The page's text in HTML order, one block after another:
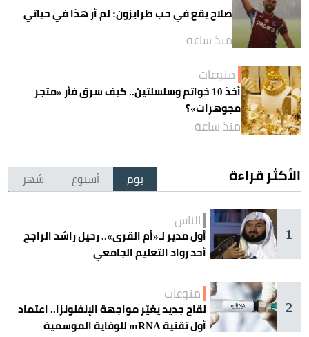
صلاح يقع في حب طرابزون: لم أر هذا في حياتي
منذ ساعة
منوعات
أخذ 10 خواتم وسلسلتين.. كيف سرق فأر «متجر
مجوهرات»؟
منذ ساعة
الأكثر قراءة يوم أسبوع شهر
1
الناس
أول مدير لـ«أم القرى».. رحيل راشد الراجح
أحد رواد التعليم الجامعي
2
منوعات
لقاح جديد يغيّر مواجهة الإنفلونزا.. اعتماد
أول تقنية mRNA للوقاية الموسمية